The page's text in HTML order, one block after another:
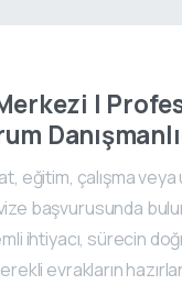
|
eğitim, çalışma
başvurusunda
ihtiyacı, sürecin
evrakların